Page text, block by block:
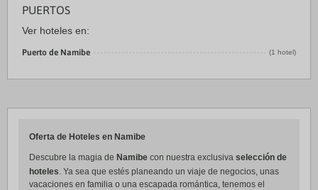
PUERTOS
Ver hoteles en:
Puerto de Namibe (1 hotel)
Oferta de Hoteles en Namibe
Descubre la magia de Namibe con nuestra exclusiva selección de
hoteles. Ya sea que estés planeando un viaje de negocios, unas
vacaciones en familia o una escapada romántica, tenemos el